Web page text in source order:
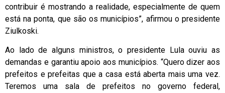
contribuir é mostrando a realidade, especialmente de quem
está na ponta, que são os municípios”, afirmou o presidente
Ziulkoski.
Ao lado de alguns ministros, o presidente Lula ouviu as
demandas e garantiu apoio aos municípios. “Quero dizer aos
prefeitos e prefeitas que a casa está aberta mais uma vez.
Teremos uma sala de prefeitos no governo federal,